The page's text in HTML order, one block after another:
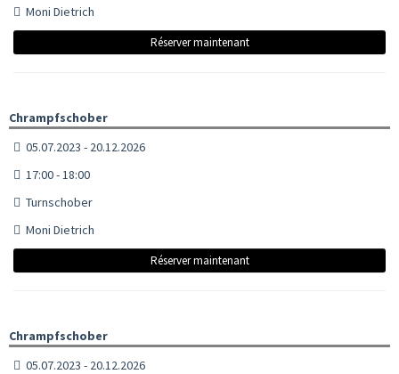
Moni Dietrich
Réserver maintenant
Chrampfschober
05.07.2023 - 20.12.2026
17:00 - 18:00
Turnschober
Moni Dietrich
Réserver maintenant
Chrampfschober
05.07.2023 - 20.12.2026